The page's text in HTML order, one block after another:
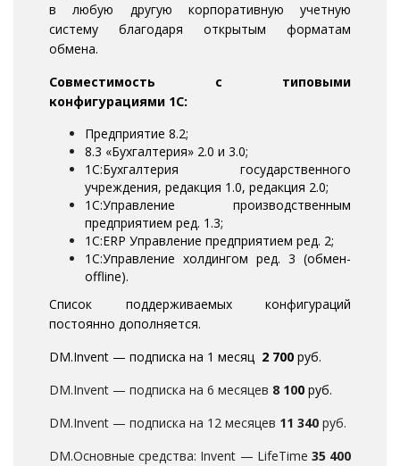
в любую другую корпоративную учетную
систему благодаря открытым форматам
обмена.
Совместимость с типовыми
конфигурациями 1С:
Предприятие 8.2;
8.3 «Бухгалтерия» 2.0 и 3.0;
1С:Бухгалтерия государственного
учреждения, редакция 1.0, редакция 2.0;
1С:Управление производственным
предприятием ред. 1.3;
1С:ERP Управление предприятием ред. 2;
1С:Управление холдингом ред. 3 (обмен-
offline).
Список поддерживаемых конфигураций
постоянно дополняется.
DM.Invent — подписка на 1 месяц 2 700 руб.
DM.Invent — подписка на 6 месяцев 8 100 руб.
DM.Invent — подписка на 12 месяцев 11 340 руб.
DM.Основные средства: Invent — LifeTime 35 400